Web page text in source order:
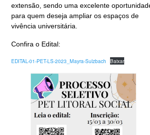
extensão, sendo uma excelente
para quem deseja ampliar os espaços de
vivência universitária.
Confira o Edital:
EDITAL-01-PET-LS-2023_Mayra-Sulzbach Baixar